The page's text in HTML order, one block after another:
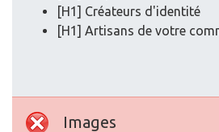
[H1] Créateurs d'identité
[H1] Artisans de votre
Images